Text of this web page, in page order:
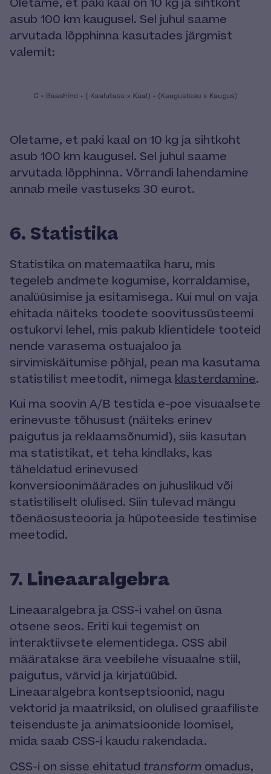
asub 100 km kaugusel. Sel juhul saame
arvutada lõpphinna kasutades järgmist
valemit:
Oletame, et paki kaal on 10 kg ja sihtkoht
asub 100 km kaugusel. Sel juhul saame
arvutada lõpphinna. Võrrandi lahendamine
annab meile vastuseks 30 eurot.
6. Statistika
Statistika on matemaatika haru, mis
tegeleb andmete kogumise, korraldamise,
analüüsimise ja esitamisega. Kui mul on vaja
ehitada näiteks toodete soovitussüsteemi
ostukorvi lehel, mis pakub klientidele tooteid
nende varasema ostuajaloo ja
sirvimiskäitumise põhjal, pean ma kasutama
statistilist meetodit, nimega klasterdamine.
Kui ma soovin A/B testida e-poe visuaalsete
erinevuste tõhusust (näiteks erinev
paigutus ja reklaamsõnumid), siis kasutan
ma statistikat, et teha kindlaks, kas
täheldatud erinevused
konversioonimäärades on juhuslikud või
statistiliselt olulised. Siin tulevad mängu
tõenäosusteooria ja hüpoteeside testimise
meetodid.
7. Lineaaralgebra
Lineaaralgebra ja CSS-i vahel on üsna
otsene seos. Eriti kui tegemist on
interaktiivsete elementidega. CSS abil
määratakse ära veebilehe visuaalne stiil,
paigutus, värvid ja kirjatüübid.
Lineaaralgebra kontseptsioonid, nagu
vektorid ja maatriksid, on olulised graafiliste
teisenduste ja animatsioonide loomisel,
mida saab CSS-i kaudu rakendada.
CSS-i on sisse ehitatud transform omadus,